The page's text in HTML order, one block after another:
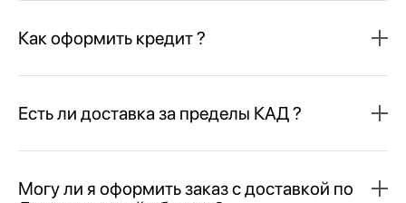
Как оформить кредит ?
Есть ли доставка за пределы КАД ?
Могу ли я оформить заказ с доставкой по